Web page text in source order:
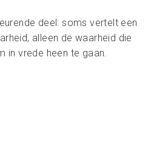
deel: soms vertelt een
alleen de waarheid die
in vrede heen te gaan.